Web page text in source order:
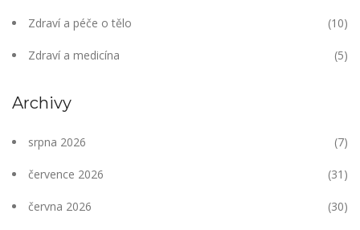
Zdraví a péče o tělo (10)
Zdraví a medicína (5)
Archivy
srpna 2026 (7)
července 2026 (31)
června 2026 (30)